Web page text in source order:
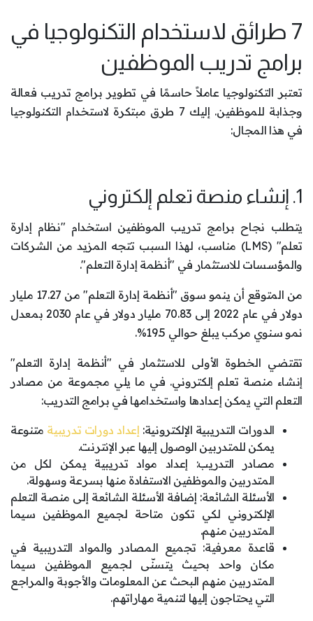
7 طرائق لاستخدام التكنولوجيا في
برامج تدريب الموظفين
تعتبر التكنولوجيا عاملاً حاسمًا في تطوير برامج تدريب فعالة
وجذابة للموظفين. إليك 7 طرق مبتكرة لاستخدام التكنولوجيا
في هذا المجال:
1. إنشاء منصة تعلم إلكتروني
يتطلب نجاح برامج تدريب الموظفين استخدام "نظام إدارة
تعلم" (LMS) مناسب، لهذا السبب تتجه المزيد من الشركات
والمؤسسات للاستثمار في "أنظمة إدارة التعلم".
من المتوقع أن ينمو سوق "أنظمة إدارة التعلم" من 17.27 مليار
دولار في عام 2022 إلى 70.83 مليار دولار في عام 2030 بمعدل
نمو سنوي مركب يبلغ حوالي 19.5%.
تقتضي الخطوة الأولى للاستثمار في "أنظمة إدارة التعلم"
إنشاء منصة تعلم إلكتروني. في ما يلي مجموعة من مصادر
التعلم التي يمكن إعدادها واستخدامها في برامج التدريب:
الدورات التدريبية الإلكترونية: إعداد دورات تدريبية متنوعة
يمكن للمتدربين الوصول إليها عبر الإنترنت.
مصادر التدريب: إعداد مواد تدريبية يمكن لكل من
المتدربين والموظفين الاستفادة منها بسرعة وسهولة.
الأسئلة الشائعة: إضافة الأسئلة الشائعة إلى منصة التعلم
الإلكتروني لكي تكون متاحة لجميع الموظفين سيما
المتدربين منهم.
قاعدة معرفية: تجميع المصادر والمواد التدريبية في
مكان واحد بحيث يتسنّى لجميع الموظفين سيما
المتدربين منهم البحث عن المعلومات والأجوبة والمراجع
التي يحتاجون إليها لتنمية مهاراتهم.